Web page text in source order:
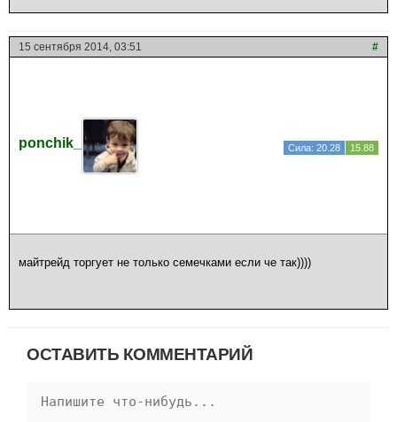
15 сентября 2014, 03:51 #
ponchik_ Сила: 20.28 15.88
майтрейд торгует не только семечками если че так))))
ОСТАВИТЬ КОММЕНТАРИЙ